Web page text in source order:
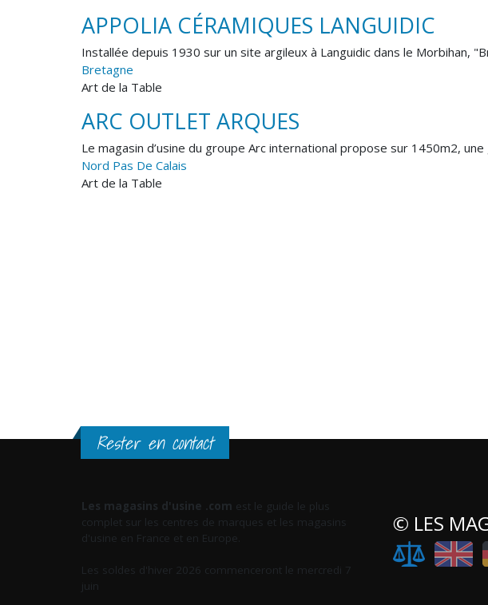
APPOLIA CÉRAMIQUES LANGUIDIC
Installée depuis 1930 sur un site argileux à Languidic dans le Morbihan,
Bretagne
Art de la Table
ARC OUTLET ARQUES
Le magasin d’usine du groupe Arc international propose sur 1450m2,
Nord Pas De Calais
Art de la Table
Rester en contact
Les magasins d'usine .com est le guide le plus
complet sur les centres de marques et les magasins
d'usine en France et en Europe.
Les soldes d'hiver 2026 commenceront le mercredi 7
juin
© LES